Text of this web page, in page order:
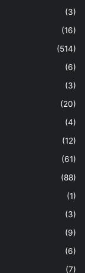
(3)
(16)
(514)
(6)
(3)
(20)
(4)
(12)
(61)
(88)
(1)
(3)
(9)
(6)
(7)